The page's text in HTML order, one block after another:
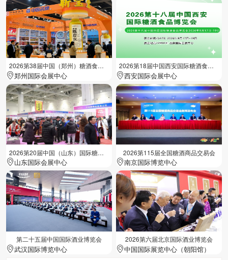
2026第38届中国（郑州）糖酒食品交易会
郑州国际会展中心
2026第18届中国西安国际糖酒食品展览会
西安国际会展中心
2026第20届中国（山东）国际糖酒食品交易会
山东国际会展中心
2026第115届全国糖酒商品交易会
南京国际博览中心
第二十五届中国国际酒业博览会
武汉国际博览中心
2026第六届北京国际酒业博览会
中国国际展览中心（朝阳馆）